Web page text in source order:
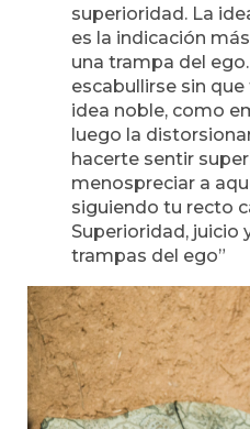
superioridad. La
es la indicación
una trampa del
escabullirse sin
idea noble, como
luego la
hacerte sentir
menospreciar a
siguiendo tu recto
Superioridad, juicio
trampas del ego”